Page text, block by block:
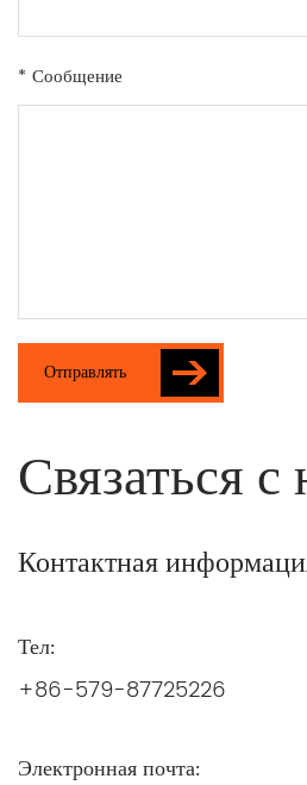
* Сообщение
Отправлять
Связаться с
Контактная
Тел:
+86-579-87725226
Электронная почта: